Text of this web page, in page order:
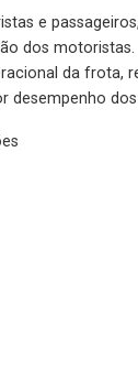
e
dos
da frota,
dos